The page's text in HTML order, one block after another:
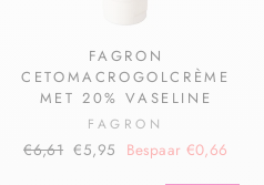
FAGRON
CETOMACROGOLCRÈME
MET 20% VASELINE
FAGRON
€6,61 €5,95 Bespaar €0,66